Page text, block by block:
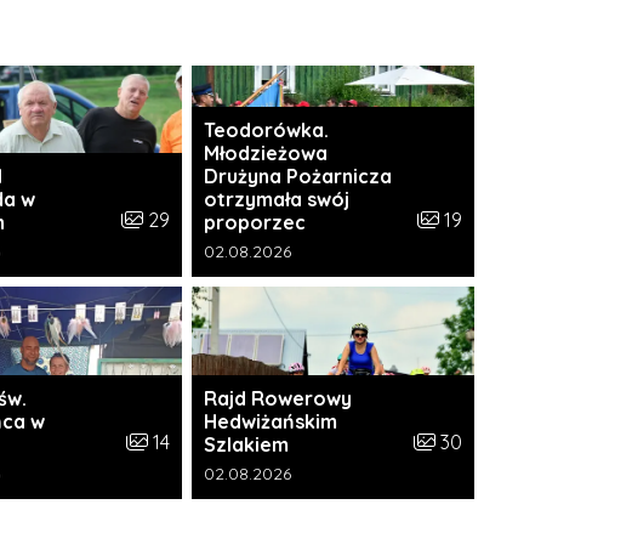
w
Liczba zdjęć w galerii:
29
galerii:
Teodorówka.
Młodzieżowa
Drużyna Pożarnicza
otrzymała swój
proporzec
Liczba zdjęć w galerii:
19
Data dodania galerii:
02.08.2026
w
Liczba zdjęć w galerii:
14
galerii:
Rajd Rowerowy
Hedwiżańskim
Szlakiem
Liczba zdjęć w galerii:
30
Data dodania galerii:
02.08.2026